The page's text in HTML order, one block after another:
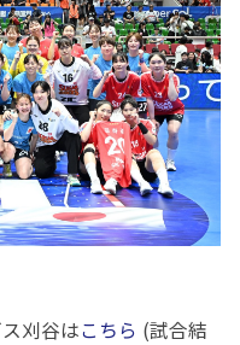
刈谷はこちら (試合結